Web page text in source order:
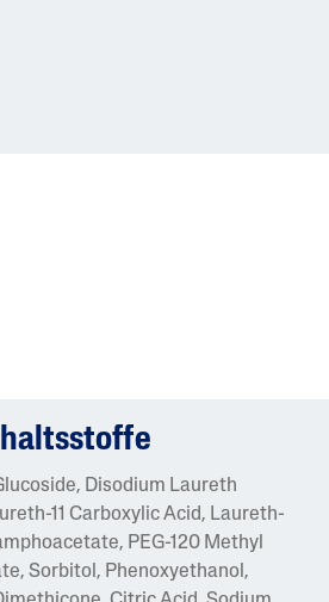
Disodium Laureth
11 Carboxylic Acid, Laureth-
PEG-120 Methyl
Sorbitol, Phenoxyethanol,